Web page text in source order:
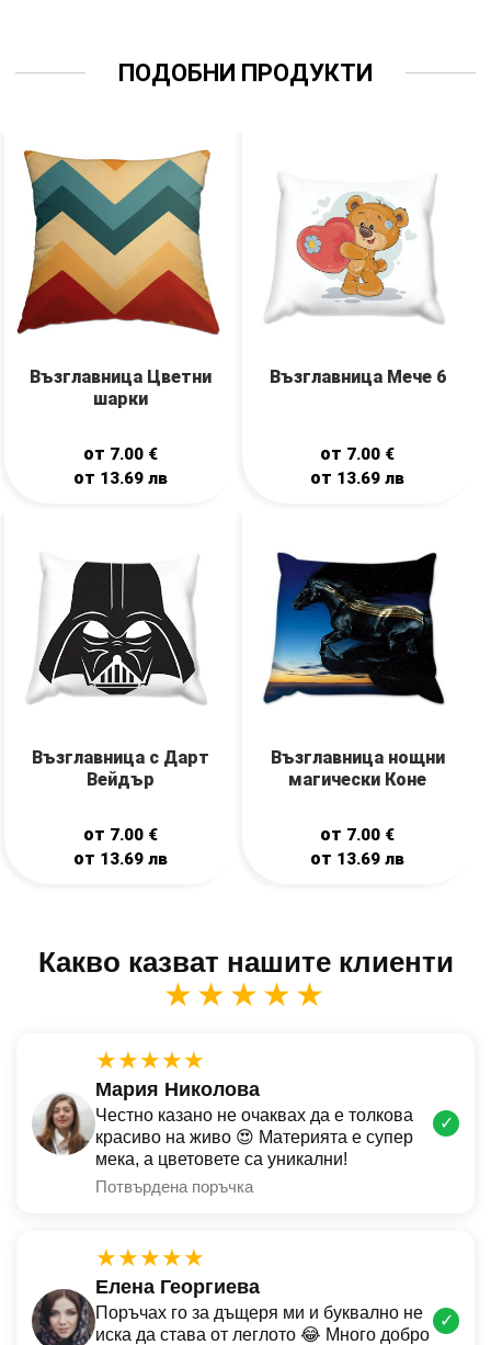
ПОДОБНИ ПРОДУКТИ
Възглавница Цветни
шарки
от 7.00 €
от 13.69 лв
Възглавница Мече 6
от 7.00 €
от 13.69лв
Възглавница с Дарт
Вейдър
от 7.00 €
от 13.69 лв
Възглавница нощни
магически Коне
от 7.00 €
от 13.69лв
Какво казват нашите клиенти
★★★★★
★★★★★
Мария Николова
Честно казано не очаквах да е толкова
красиво на живо 😍 Материята е супер
мека, а цветовете са уникални!
Потвърдена поръчка
✓
★★★★★
Елена Георгиева
Поръчах го за дъщеря ми и буквално не
иска да става от леглото 😂 Много добро
✓